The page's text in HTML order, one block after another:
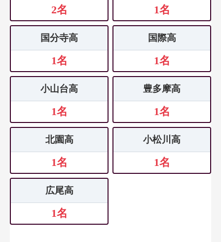
2名 1名
国分寺高
1名
国際高
1名
小山台高
1名
豊多摩高
1名
北園高
1名
小松川高
1名
広尾高
1名